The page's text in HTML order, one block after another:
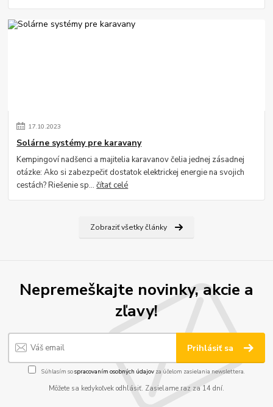
17.10.2023
Solárne systémy pre karavany
Kempingoví nadšenci a majitelia karavanov čelia jednej zásadnej
otázke: Ako si zabezpečiť dostatok elektrickej energie na svojich
cestách? Riešenie sp...čítať celé
Zobraziť všetky články
Nepremeškajte novinky, akcie a
zľavy!
Prihlásiť sa
Súhlasím sospracovaním osobných údajov za účelom zasielania newslettera.
Môžete sa kedykoľvek odhlásiť. Zasielame raz za 14 dní.